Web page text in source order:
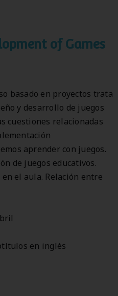
of Games
basado en proyectos trata
y desarrollo de juegos
cuestiones relacionadas
aprender con juegos.
de juegos educativos.
el aula. Relación entre
en inglés